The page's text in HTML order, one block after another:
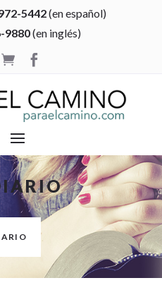
5442(en español)
9880(en inglés)
 